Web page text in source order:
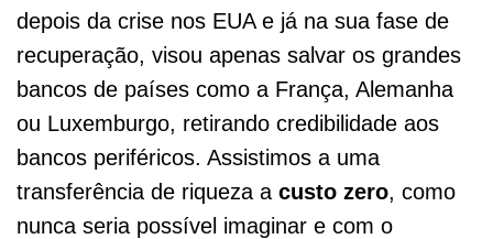
depois da crise nos EUA e já na sua fase de
recuperação, visou apenas salvar os grandes
bancos de países como a França, Alemanha
ou Luxemburgo, retirando credibilidade aos
bancos periféricos. Assistimos a uma
transferência de riqueza a custo zero, como
nunca seria possível imaginar e com o